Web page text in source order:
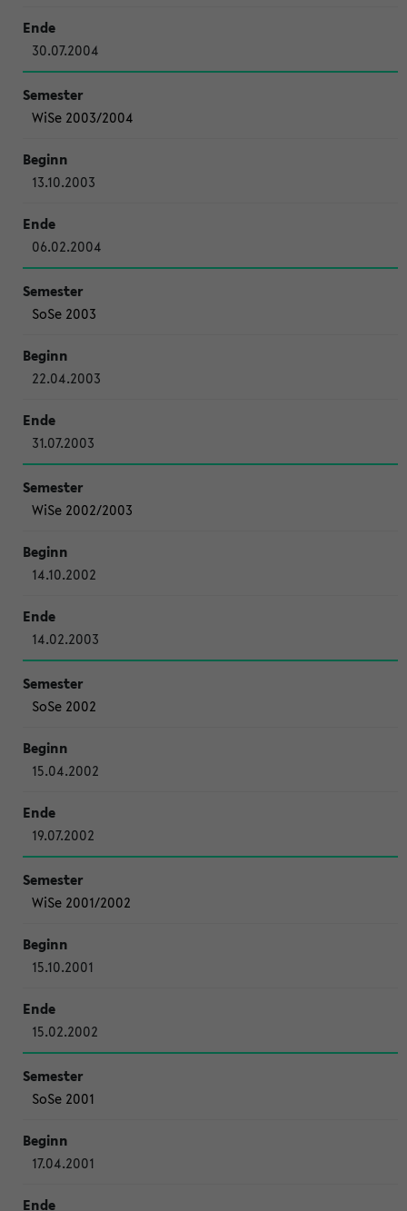
30.07.2004
WiSe 2003/2004
13.10.2003
06.02.2004
SoSe 2003
22.04.2003
31.07.2003
WiSe 2002/2003
14.10.2002
14.02.2003
SoSe 2002
15.04.2002
19.07.2002
WiSe 2001/2002
15.10.2001
15.02.2002
SoSe 2001
17.04.2001